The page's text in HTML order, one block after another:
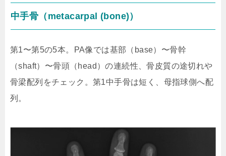
中手骨（metacarpal (bone)）
第1〜第5の5本。PA像では基部（base）〜骨幹
（shaft）〜骨頭（head）の連続性、骨皮質の途切れや
骨梁配列をチェック。第1中手骨は短く、母指球側へ配
列。